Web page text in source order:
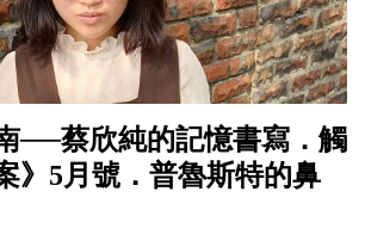
──蔡欣純的記憶書寫．觸
》5月號．普魯斯特的鼻